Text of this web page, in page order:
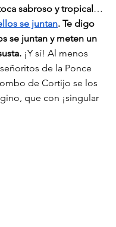
sabroso y tropical…
se juntan. Te digo
se juntan y meten un
¡Y sí! Al menos
de la Ponce
de Cortijo se los
que con ¡singular